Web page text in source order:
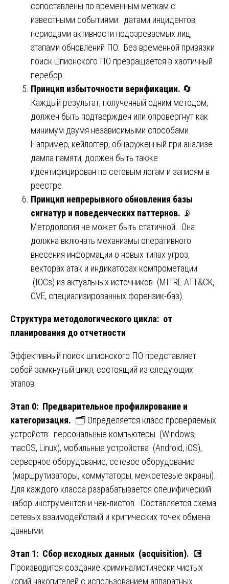
сопоставлены по временным меткам с
известными событиями: датами инцидентов,
периодами активности подозреваемых лиц,
этапами обновлений ПО. Без временной привязки
поиск шпионского ПО превращается в хаотичный
перебор.
Принцип избыточности верификации. 🔄
Каждый результат, полученный одним методом,
должен быть подтвержден или опровергнут как
минимум двумя независимыми способами.
Например, кейлоггер, обнаруженный при анализе
дампа памяти, должен быть также
идентифицирован по сетевым логам и записям в
реестре.
Принцип непрерывного обновления базы
сигнатур и поведенческих паттернов. 📡
Методология не может быть статичной. Она
должна включать механизмы оперативного
внесения информации о новых типах угроз,
векторах атак и индикаторах компрометации
(IOCs) из актуальных источников (MITRE ATT&CK,
CVE, специализированных форензик-баз).
Структура методологического цикла: от
планирования до отчетности
Эффективный поиск шпионского ПО представляет
собой замкнутый цикл, состоящий из следующих
этапов:
Этап 0: Предварительное профилирование и
категоризация. 🗂️ Определяется класс проверяемых
устройств: персональные компьютеры (Windows,
macOS, Linux), мобильные устройства (Android, iOS),
серверное оборудование, сетевое оборудование
(маршрутизаторы, коммутаторы, межсетевые экраны).
Для каждого класса разрабатывается специфический
набор инструментов и чек-листов. Составляется схема
сетевых взаимодействий и критических точек обмена
данными.
Этап 1: Сбор исходных данных (acquisition). 💽
Производится создание криминалистически чистых
копий накопителей с использованием аппаратных